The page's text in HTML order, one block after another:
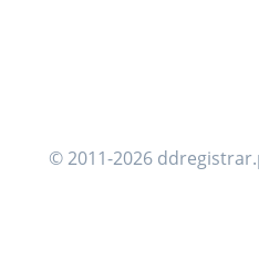
© 2011-2026